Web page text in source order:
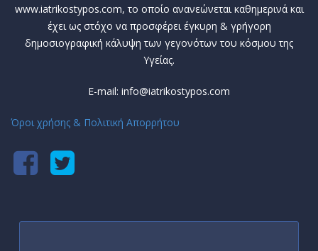
www.iatrikostypos.com, το οποίο ανανεώνεται καθημερινά και
έχει ως στόχο να προσφέρει έγκυρη & γρήγορη
δημοσιογραφική κάλυψη των γεγονότων του κόσμου της
Υγείας.
E-mail: info@iatrikostypos.com
Όροι χρήσης & Πολιτική Απορρήτου